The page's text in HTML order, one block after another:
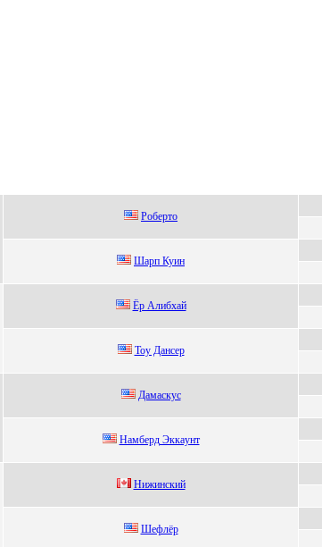
Рoбeртo
Шарп Куин
Ёр Алибxай
Toу Дaнсeр
Дaмacкуc
Haмбeрд Эккaунт
Нижинский
Шефлёp